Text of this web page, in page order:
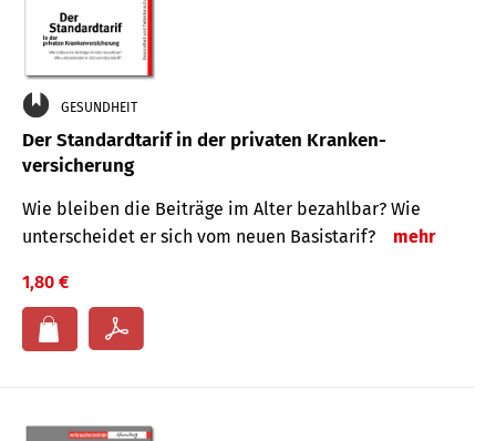
GESUNDHEIT
Der Standard­tarif in der privaten Kranken­
versicherung
Wie bleiben die Beiträge im Alter bezahlbar? Wie
unterscheidet er sich vom neuen Basistarif?
mehr
1,80 €